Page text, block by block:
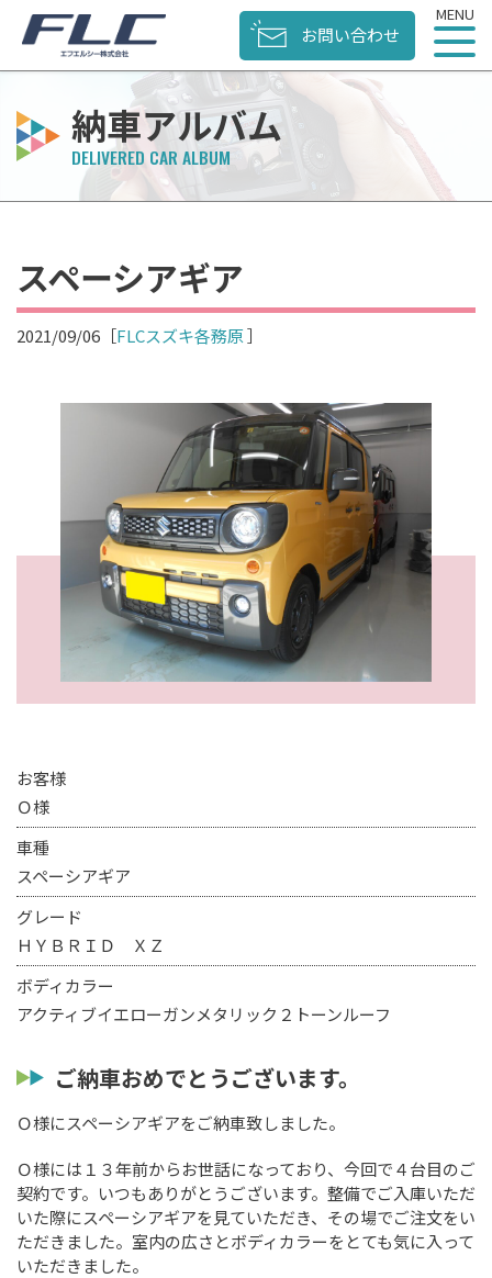
お問い合わせ
納車アルバム
スペーシアギア
2021/09/06 ［FLCスズキ各務原］
お客様
Ｏ様
車種
スペーシアギア
グレード
ＨＹＢＲＩＤ ＸＺ
ボディカラー
アクティブイエローガンメタリック２トーンルーフ
ご納車おめでとうございます。
Ｏ様にスペーシアギアをご納車致しました。
Ｏ様には１３年前からお世話になっており、今回で４台目のご
契約です。いつもありがとうございます。整備でご入庫いただ
いた際にスペーシアギアを見ていただき、その場でご注文をい
ただきました。室内の広さとボディカラーをとても気に入って
いただきました。